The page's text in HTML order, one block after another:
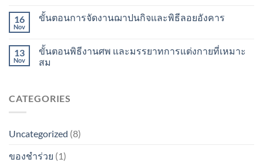
16
Nov
ขั้นตอนการจัดงานฌาปนกิจและพิธีลอยอังคาร
13
Nov
ขั้นตอนพิธีงานศพ และมรรยาทการแต่งกายที่เหมาะ
สม
CATEGORIES
Uncategorized (8)
ของชำร่วย (1)